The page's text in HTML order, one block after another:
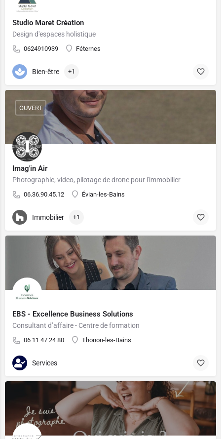
Studio Maret Création
Design d'espaces holistique
0624910939 Féternes
Bien-être +1
Imag'in Air
Photographie, video, pilotage de drone pour l'immobilier
06.36.90.45.12 Évian-les-Bains
OUVERT
Immobilier +1
EBS - Excellence Business Solutions
Consultant d’affaire - Centre de formation
06 11 47 24 80 Thonon-les-Bains
Services